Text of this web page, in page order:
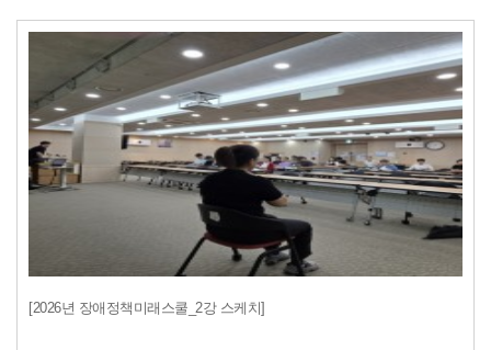
[2026년 장애정책미래스쿨_2강 스케치]